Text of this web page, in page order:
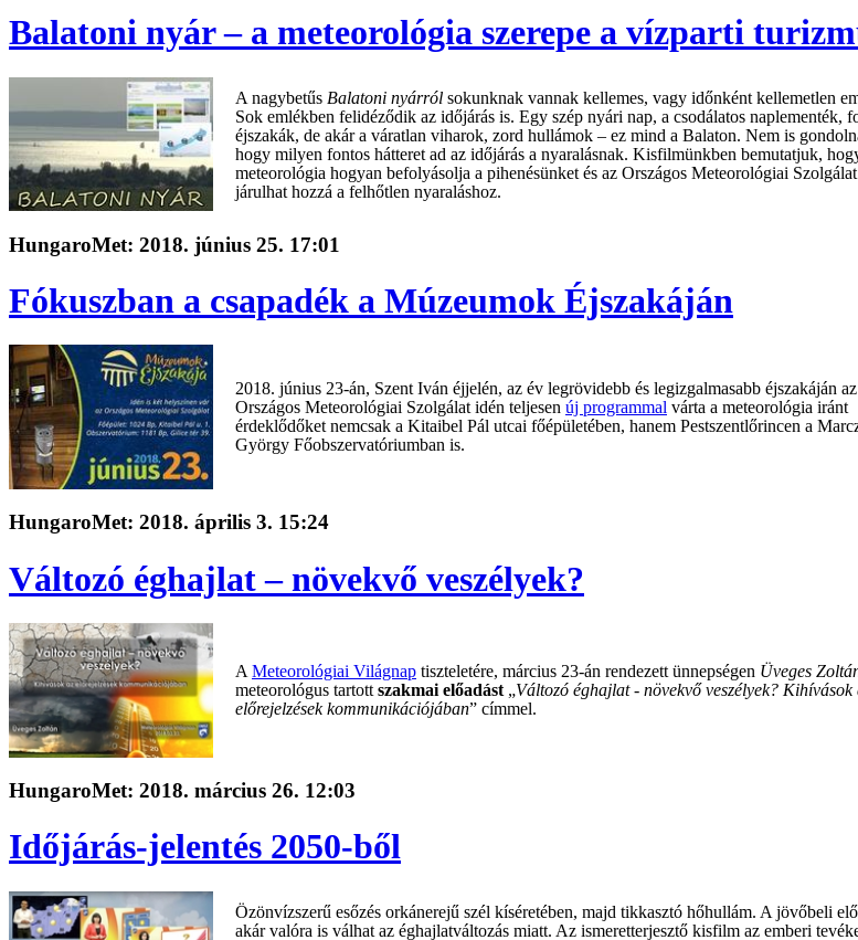
Balatoni nyár – a meteorológia szerepe a vízparti
A nagybetűs Balatoni nyárról sokunknak vannak kellemes, vagy időnként kellemetlen
Sok emlékben felidéződik az időjárás is. Egy szép nyári nap, a csodálatos naplementék,
éjszakák, de akár a váratlan viharok, zord hullámok – ez mind a Balaton. Nem is
hogy milyen fontos hátteret ad az időjárás a nyaralásnak. Kisfilmünkben bemutatjuk,
meteorológia hogyan befolyásolja a pihenésünket és az Országos Meteorológiai
járulhat hozzá a felhőtlen nyaraláshoz.
HungaroMet: 2018. június 25. 17:01
Fókuszban a csapadék a Múzeumok Éjszakáján
2018. június 23-án, Szent Iván éjjelén, az év legrövidebb és legizgalmasabb éjszakáján az
Országos Meteorológiai Szolgálat idén teljesen új programmal várta a meteorológia iránt
érdeklődőket nemcsak a Kitaibel Pál utcai főépületében, hanem Pestszentlőrincen a
György Főobszervatóriumban is.
HungaroMet: 2018. április 3. 15:24
Változó éghajlat – növekvő veszélyek?
A Meteorológiai Világnap tiszteletére, március 23-án rendezett ünnepségen Üveges
meteorológus tartott szakmai előadást „Változó éghajlat - növekvő veszélyek? Kihívások
előrejelzések kommunikációjában” címmel.
HungaroMet: 2018. március 26. 12:03
Időjárás-jelentés 2050-ből
Özönvízszerű esőzés orkánerejű szél kíséretében, majd tikkasztó hőhullám. A jövőbeli
akár valóra is válhat az éghajlatváltozás miatt. Az ismeretterjesztő kisfilm az emberi